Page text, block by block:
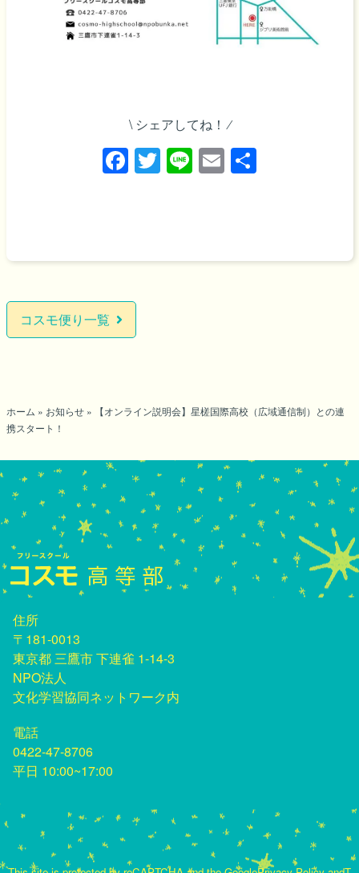
\ シェアしてね！ ⁄
F
b
o
k
T Li E
コスモ便り一覧
ホーム » お知らせ»
【オンライン説明会】星槎国際高校（広域通信制）との連
携スタート！
住所
〒181-0013
東京都 三鷹市 下連雀 1-14-3
NPO法人
文化学習協同ネットワーク内
電話
0422-47-8706
平日 10:00~17:00